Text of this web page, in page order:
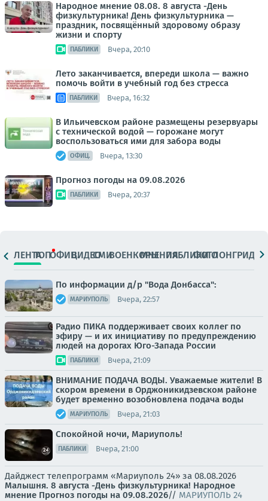
Народное мнение 08.08. 8 августа -День
физкультурника! День физкультурника —
праздник, посвящённый здоровому образу
жизни и спорту
ПАБЛИКИ Вчера, 20:10
Лето заканчивается, впереди школа — важно
помочь войти в учебный год без стресса
ПАБЛИКИ Вчера, 16:32
В Ильичевском районе размещены резервуары
с технической водой — горожане могут
воспользоваться ими для забора воды
ОФИЦ. Вчера, 13:30
Прогноз погоды на 09.08.2026
ПАБЛИКИ Вчера, 20:37
ЛЕНТАТОПОФИЦ.ВИДЕОСМИВОЕНКОРЫМНЕНИЯПАБЛИКИ
ФОТОЛОНГРИДЫ
По информации д/р "Вода Донбасса":
МАРИУПОЛЬ Вчера, 22:57
Радио ПИКА поддерживает своих коллег по
эфиру — и их инициативу по предупреждению
людей на дорогах Юго-Запада России
ПАБЛИКИ Вчера, 21:09
ВНИМАНИЕ ПОДАЧА ВОДЫ. Уважаемые жители! В
скором времени в Орджоникидзевском районе
будет временно возобновлена подача воды
МАРИУПОЛЬ Вчера, 21:03
Спокойной ночи, Мариуполь!
ПАБЛИКИ Вчера, 21:00
Дайджест телепрограмм «Мариуполь 24» за 08.08.2026
Малышня. 8 августа -День физкультурника! Народное
мнение Прогноз погоды на 09.08.2026// МАРИУПОЛЬ 24